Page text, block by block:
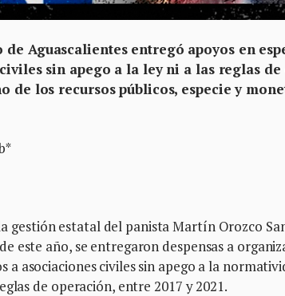
de Aguascalientes entregó apoyos en
sin apego a la ley ni a las reglas
de los recursos públicos, especie y
gestión estatal del panista Martín Orozco
este año, se entregaron despensas a
a asociaciones civiles sin apego a la
de operación, entre 2017 y 2021.